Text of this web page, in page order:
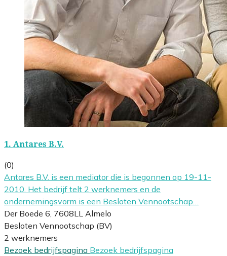
1. Antares B.V.
(0)
Antares B.V. is een mediator die is begonnen op 19-11-
2010. Het bedrijf telt 2 werknemers en de
ondernemingsvorm is een Besloten Vennootschap…
Der Boede 6, 7608LL Almelo
Besloten Vennootschap (BV)
2 werknemers
Bezoek bedrijfspagina Bezoek bedrijfspagina